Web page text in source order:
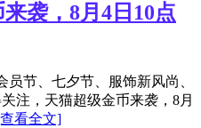
袭，8月4日10点
员节、七夕节、服饰新风尚、
注，天猫超级金币来袭，8月
看全文]